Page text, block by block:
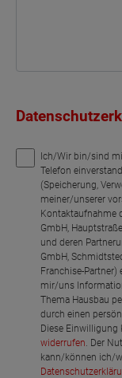
Ich/Wir bin/sind
Telefon
(Speicherung,
meiner/unserer
Kontaktaufnahme
GmbH,
und deren
GmbH,
Franchise-
mir/uns
Thema Hausbau
durch einen
Diese
widerrufen . Der
kann/können ich/